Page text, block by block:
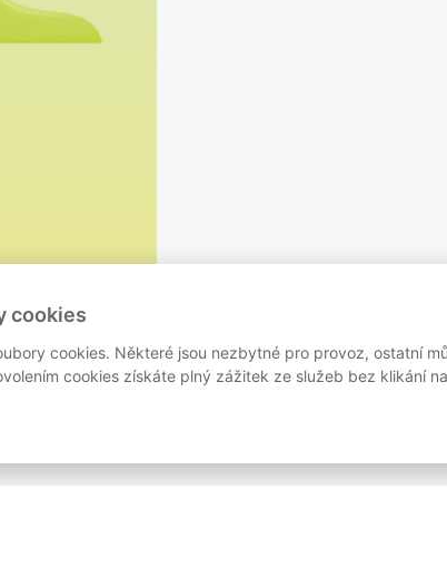
cookies
cookies. Některé jsou nezbytné pro provoz, ostatní
cookies získáte plný zážitek ze služeb bez klikání